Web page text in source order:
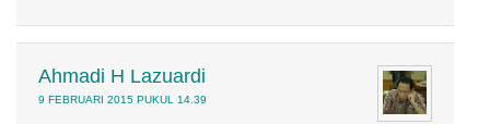
Ahmadi H Lazuardi
9 FEBRUARI 2015 PUKUL 14.39